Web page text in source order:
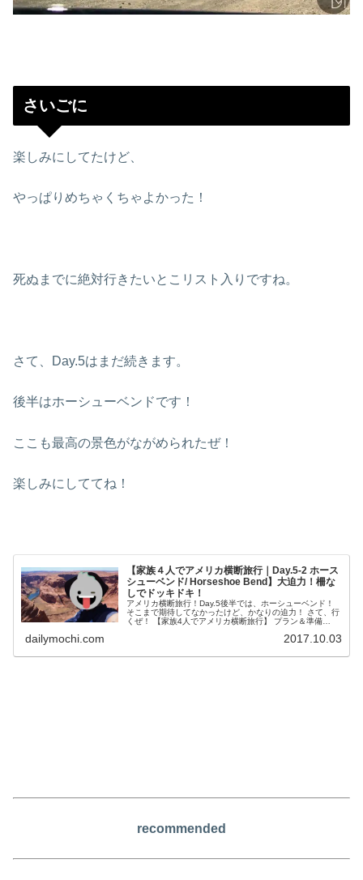
さいごに
楽しみにしてたけど、
やっぱりめちゃくちゃよかった！
死ぬまでに絶対行きたいとこリスト入りですね。
さて、Day.5はまだ続きます。
後半はホーシューベンドです！
ここも最高の景色がながめられたぜ！
楽しみにしててね！
【家族４人でアメリカ横断旅行｜Day.5-2 ホース
シューベンド/ Horseshoe Bend】大迫力！柵な
しでドッキドキ！
アメリカ横断旅行！Day.5後半では、ホーシューベンド！
そこまで期待してなかったけど、かなりの迫力！ さて、行
くぜ！ 【家族4人でアメリカ横断旅行】 プラン＆準備
dailymochi.com 2017.10.03
recommended